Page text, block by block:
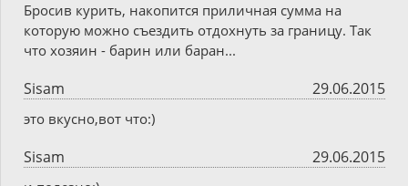
Бросив курить, накопится приличная сумма на
которую можно съездить отдохнуть за границу. Так
что хозяин - барин или баран...
Sisam 29.06.2015
это вкусно,вот что:)
Sisam 29.06.2015